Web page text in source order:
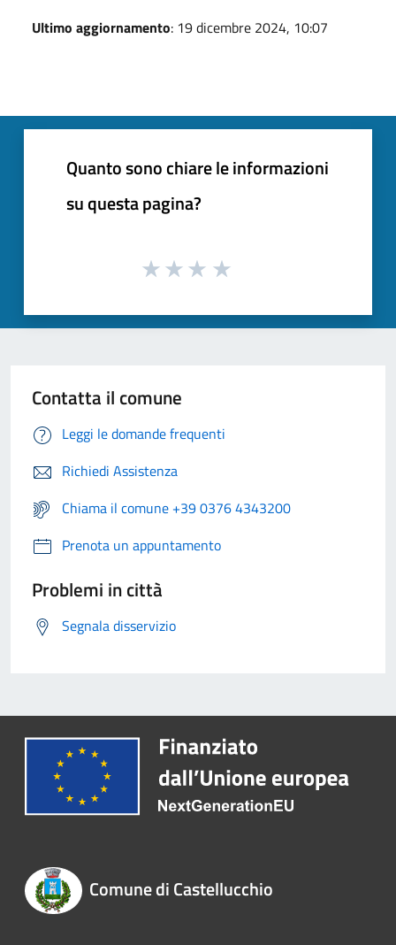
Ultimo aggiornamento: 19 dicembre 2024, 10:07
Quanto sono chiare le informazioni
su questa pagina?
Contatta il comune
Leggi le domande frequenti
Richiedi Assistenza
Chiama il comune +39 0376 4343200
Prenota un appuntamento
Problemi in città
Segnala disservizio
Comune di Castellucchio